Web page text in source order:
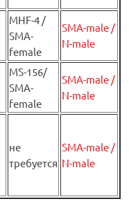
MHF-4 /
SMA-
female
SMA-male /
N-male
MS-156/
SMA-
female
SMA-male /
N-male
не
требуется
SMA-male /
N-male